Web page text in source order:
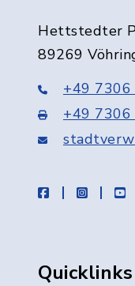
Hettstedter
89269
+49
+49
facebook
Quicklinks